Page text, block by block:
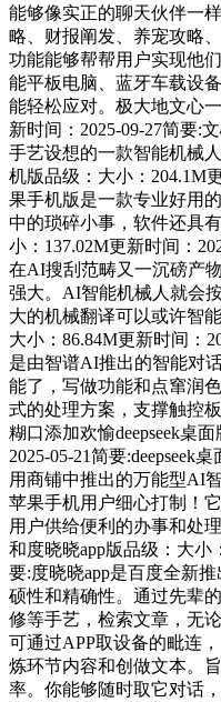
能够像实正的聊天伙伴一
略、财报阐发、养宠攻略
功能能够帮帮用户实现他
能平板电脑、蓝牙车载设
能轻松应对。极大地文心
新时间：2025-09-27简要:
手艺设想的一款智能机械
机版品级：大小：204.1M
果手机版是一款专业好用
中的琐碎小事，软件还具
小：137.02M更新时间：
在AI搜刮范畴又一沉磅产
强大。AI智能机械人就会
大的机械翻译可以或许智
大小：86.84M更新时间：
是由智谱AI推出的智能对
能了，写做功能和点窜润
式的处理方案，支撑触控
糊口添加欢愉deepseek桌
2025-05-21简要:deepseek
用商铺中推出的万能型AI
苹果手机用户细心打制！
用户供给便利的办事和处
和度晓晓app版品级：大小
要:度晓晓app是百度全新
硕性和精确性。通过先辈
修等手艺，检索文章，无
可通过APP取设备的毗连
炼环节内容和创做文本。
率。你能够随时取它对话